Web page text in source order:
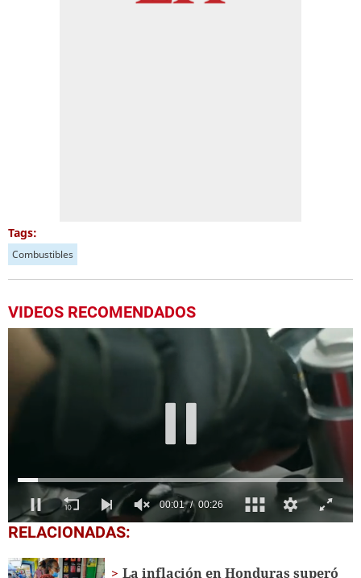
Tags:
Combustibles
VIDEOS RECOMENDADOS
0
seconds
26
RELACIONADAS:
La inflación en Honduras superó